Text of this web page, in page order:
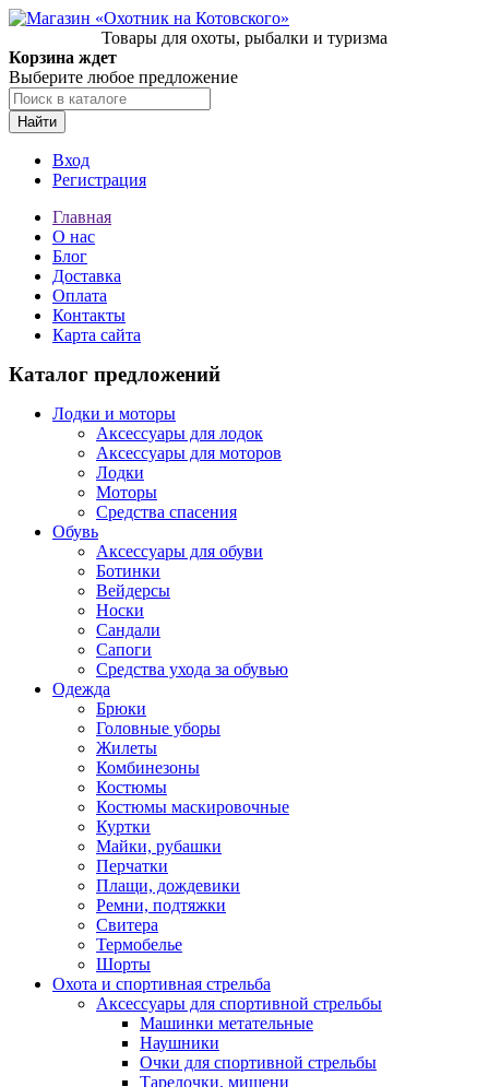
Товары для охоты, рыбалки и туризма
Корзина ждет
Выберите любое предложение
Найти
Вход
Регистрация
Главная
О нас
Блог
Доставка
Оплата
Контакты
Карта сайта
Каталог предложений
Лодки и моторы
Аксессуары для лодок
Аксессуары для моторов
Лодки
Моторы
Средства спасения
Обувь
Аксессуары для обуви
Ботинки
Вейдерсы
Носки
Сандали
Сапоги
Средства ухода за обувью
Одежда
Брюки
Головные уборы
Жилеты
Комбинезоны
Костюмы
Костюмы маскировочные
Куртки
Майки, рубашки
Перчатки
Плащи, дождевики
Ремни, подтяжки
Свитера
Термобелье
Шорты
Охота и спортивная стрельба
Аксессуары для спортивной стрельбы
Машинки метательные
Наушники
Очки для спортивной стрельбы
Тарелочки, мишени